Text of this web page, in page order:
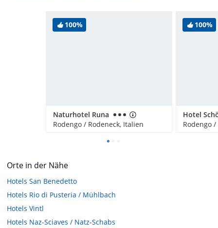
100%
Naturhotel Runa
Rodengo / Rodeneck, Italien
100%
Hotel
Rodengo
Orte in der Nähe
Hotels San Benedetto
Hotels Rio di Pusteria / Mühlbach
Hotels Vintl
Hotels Naz-Sciaves / Natz-Schabs